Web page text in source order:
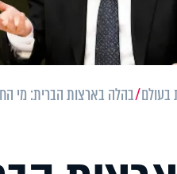
בהלה בארצות הברית: מי